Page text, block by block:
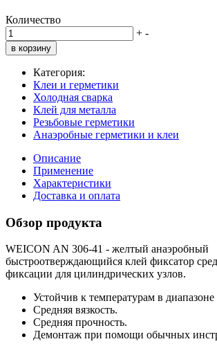
Количество
+ -
в корзину
Категория:
Клеи и герметики
Холодная сварка
Клей для металла
Резьбовые герметики
Анаэробные герметики и клеи
Описание
Применение
Характеристики
Доставка и оплата
Обзор продукта
WEICON AN 306-41 - желтый анаэробный
быстроотверждающийся клей фиксатор
фиксации для цилиндрических узлов.
Устойчив к температурам в диапазоне
Средняя вязкость.
Средняя прочность.
Демонтаж при помощи обычных